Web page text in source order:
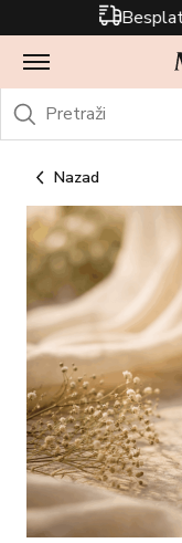
Nazad